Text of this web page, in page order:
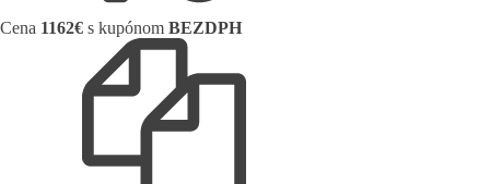
Cena 1162€ s kupónom BEZDPH